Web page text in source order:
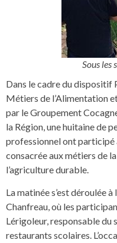
Sous les
Dans le cadre du
Métiers de l’Alimentation
par le Groupement
la Région, une huitaine de
professionnel ont participé
consacrée aux métiers de
l’agriculture durable.
La matinée s’est déroulée
Chanfreau, où les
Lérigoleur, responsable du
restaurants scolaires.